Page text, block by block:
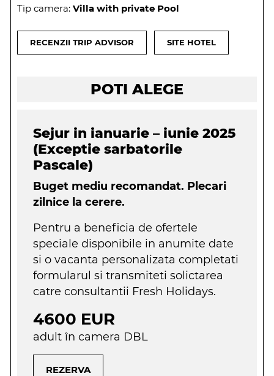
Tip camera: Villa with private Pool
RECENZII TRIP ADVISOR SITE HOTEL
POTI ALEGE
Sejur in ianuarie – iunie 2025
(Exceptie sarbatorile
Pascale)
Buget mediu recomandat. Plecari
zilnice la cerere.
Pentru a beneficia de ofertele
speciale disponibile in anumite date
si o vacanta personalizata completati
formularul si transmiteti solictarea
catre consultantii Fresh Holidays.
4600 EUR
adult în camera DBL
REZERVA